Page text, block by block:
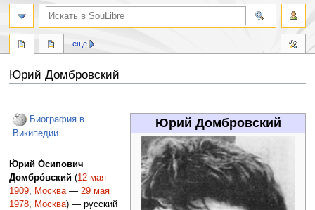
Юрий Домбровский
навигации
поиску
Юрий Домбровский
Биография в
Википедии
Ю́рий О́сипович
Домбро́вский(12 мая
1909, Москва— 29 мая
1978, Москва) — русский
ещё